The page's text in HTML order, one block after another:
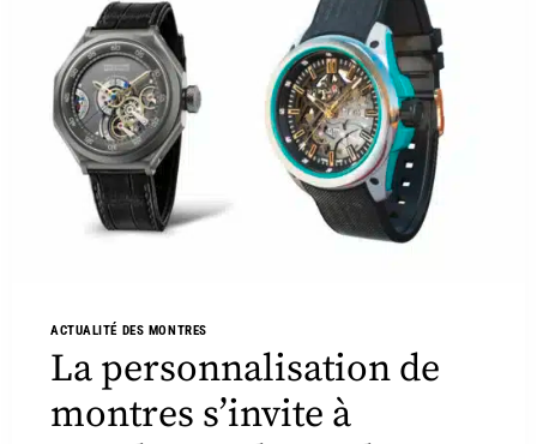
ACTUALITÉ DES MONTRES
La personnalisation de
montres s’invite à